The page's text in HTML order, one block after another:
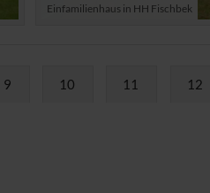
Einfamilienhaus in HH Fischbek
9 10 11 12